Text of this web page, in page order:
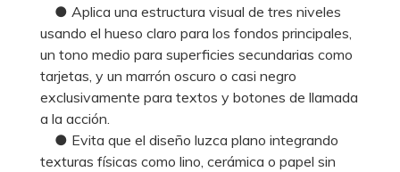
● Aplica una estructura visual de tres niveles
usando el hueso claro para los fondos principales,
un tono medio para superficies secundarias como
tarjetas, y un marrón oscuro o casi negro
exclusivamente para textos y botones de llamada
a la acción.
● Evita que el diseño luzca plano integrando
texturas físicas como lino, cerámica o papel sin